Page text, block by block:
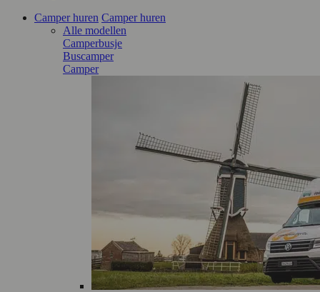
Camper huren Camper huren
Alle modellen
Camperbusje
Buscamper
Camper